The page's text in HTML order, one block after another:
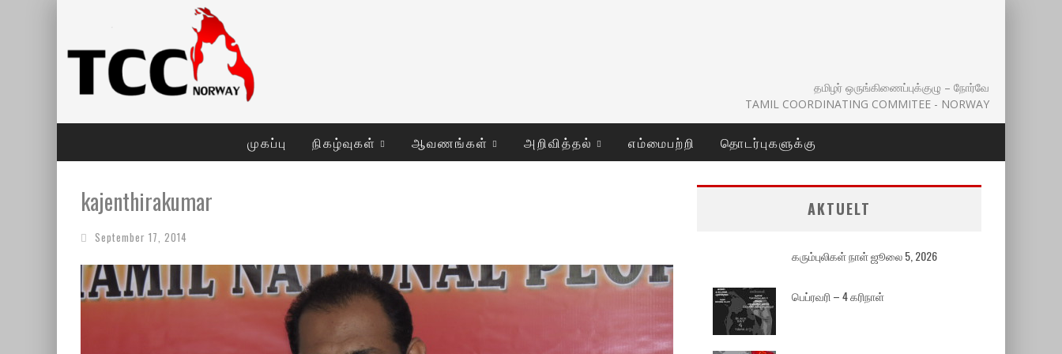
தமிழர் ஒருங்கிணைப்புக்குழு – நோர்வே
TAMIL COORDINATING COMMITEE - NORWAY
முகப்பு நிகழ்வுகள் ஆவணங்கள் அறிவித்தல் எம்மைபற்றி தொடர்புகளுக்கு
kajenthirakumar
September 17, 2014
AKTUELT
கரும்புலிகள் நாள் ஜூலை 5, 2026
பெப்ரவரி – 4 கரிநாள்